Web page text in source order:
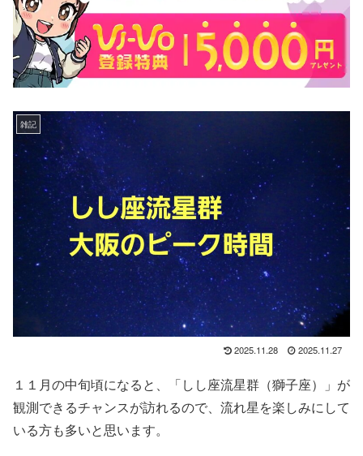
雑記
2025.11.28 2025.11.27
１１月の中旬頃になると、「しし座流星群（獅子座）」が
観測できるチャンスが訪れるので、流れ星を楽しみにして
いる方も多いと思います。